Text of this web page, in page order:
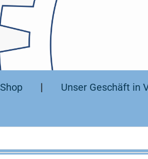
Shop ❘ Unser Geschäft in